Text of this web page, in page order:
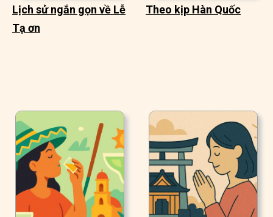
Lịch sử ngắn gọn về Lễ
Tạ ơn
Theo kịp Hàn Quốc